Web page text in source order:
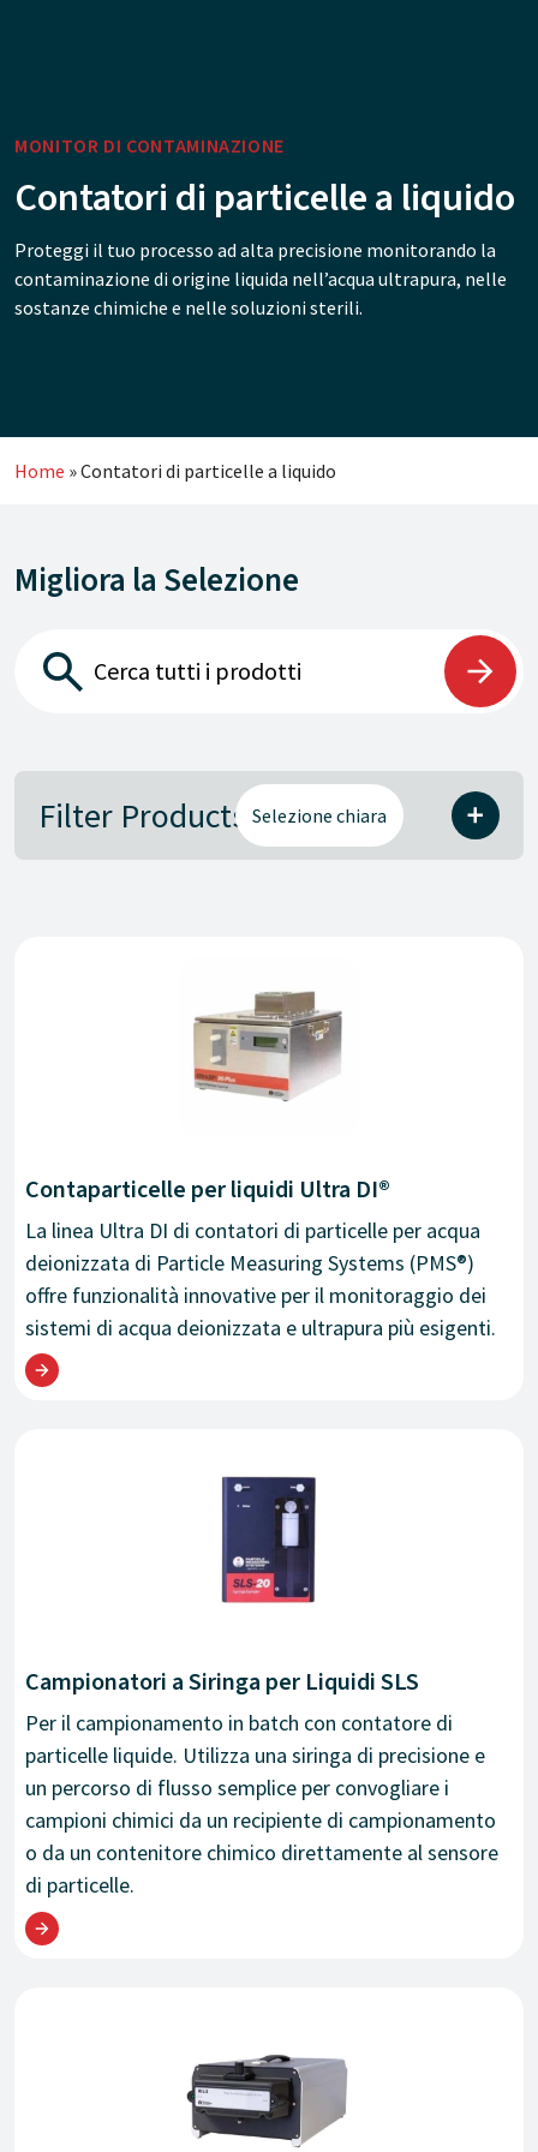
MONITOR DI CONTAMINAZIONE
Contatori di particelle a liquido
Proteggi il tuo processo ad alta precisione monitorando la
contaminazione di origine liquida nell’acqua ultrapura, nelle
sostanze chimiche e nelle soluzioni sterili.
Home »Contatori di particelle a liquido
Migliora la Selezione
Filter Products Selezione chiara
Contaparticelle per liquidi Ultra DI®
La linea Ultra DI di contatori di particelle per acqua
deionizzata di Particle Measuring Systems (PMS®)
offre funzionalità innovative per il monitoraggio dei
sistemi di acqua deionizzata e ultrapura più esigenti.
Campionatori a Siringa per Liquidi SLS
Per il campionamento in batch con contatore di
particelle liquide. Utilizza una siringa di precisione e
un percorso di flusso semplice per convogliare i
campioni chimici da un recipiente di campionamento
o da un contenitore chimico direttamente al sensore
di particelle.